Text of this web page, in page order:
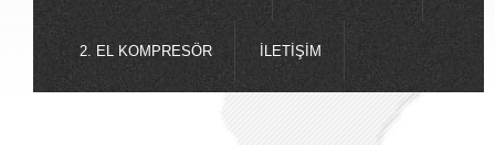
2. EL KOMPRESÖR İLETIŞIM